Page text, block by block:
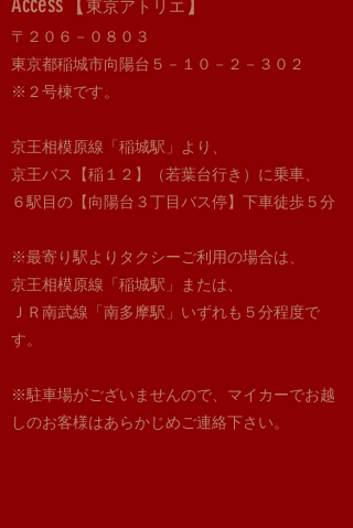
東京アトリエ
〒２０６－０８０３
東京都稲城市向陽台５－１０－２－３０２
​※２号棟です。
京王相模原線「稲城駅」より、
京王バス【稲１２】（若葉台行き）に乗車、
６駅目の【向陽台３丁目バス停】下車徒歩５分
※最寄り駅よりタクシーご利用の場合は、
京王相模原線「稲城駅」または、
ＪＲ南武線「南多摩駅」いずれも５分程度で
す。
※駐車場がございませんので、マイカーでお越
しのお客様はあらかじめご連絡下さ い。